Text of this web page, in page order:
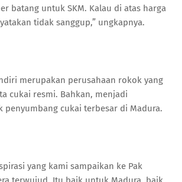
batang untuk SKM. Kalau di atas harga
tidak sanggup,” ungkapnya.
merupakan perusahaan rokok yang
cukai resmi. Bahkan, menjadi
penyumbang cukai terbesar di Madura.
yang kami sampaikan ke Pak